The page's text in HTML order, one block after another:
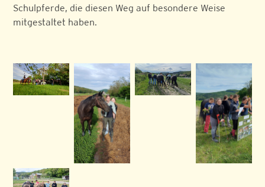
Schulpferde, die diesen Weg auf besondere Weise
mitgestaltet haben.